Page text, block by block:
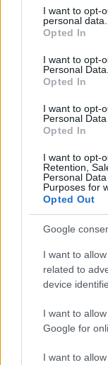
not limited to your
grant or deny
use your data for
consent section.
I want to opt-
personal data.
Opted In
I want to opt-
Personal Data.
Opted In
I want to opt-
Personal
Opted In
I want to opt-
Retention,
Personal
Purposes for
Opted Out
Google
I want to
related to
device
I want to
Google for
I want to
„NEM TÖBB
EGY